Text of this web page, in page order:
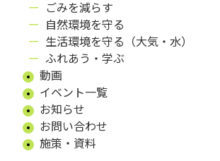
ごみを減らす
自然環境を守る
生活環境を守る（大気・水）
ふれあう・学ぶ
動画
イベント一覧
お知らせ
お問い合わせ
施策・資料